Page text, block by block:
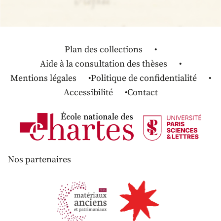
Plan des collections
Aide à la consultation des thèses
Mentions légales
Politique de confidentialité
Accessibilité
Contact
Nos partenaires